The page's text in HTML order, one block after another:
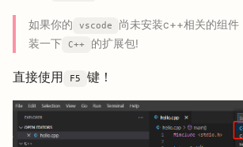
如果你的 vscode
尚未安装c++相关的组件
装一下
C++ 的扩展包!
直接使用 F5 键！